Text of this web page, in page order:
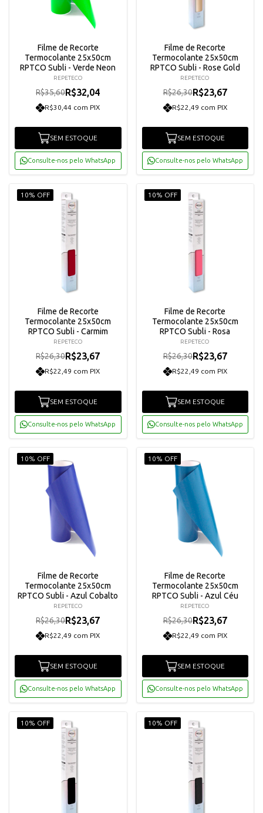
Filme de Recorte
Termocolante 25x50cm
RPTCO Subli - Verde Neon
REPETECO
R$35,60R$32,04
R$30,44 com PIX
SEM ESTOQUE
Consulte-nos pelo WhatsApp
Filme de Recorte
Termocolante 25x50cm
RPTCO Subli - Rose Gold
REPETECO
R$26,30R$23,67
R$22,49 com PIX
SEM ESTOQUE
Consulte-nos pelo WhatsApp
10% OFF
Filme de Recorte
Termocolante 25x50cm
RPTCO Subli - Carmim
REPETECO
R$26,30R$23,67
R$22,49 com PIX
SEM ESTOQUE
Consulte-nos pelo WhatsApp
10% OFF
Filme de Recorte
Termocolante 25x50cm
RPTCO Subli - Rosa
REPETECO
R$26,30R$23,67
R$22,49 com PIX
SEM ESTOQUE
Consulte-nos pelo WhatsApp
10% OFF
Filme de Recorte
Termocolante 25x50cm
RPTCO Subli - Azul Cobalto
REPETECO
R$26,30R$23,67
R$22,49 com PIX
SEM ESTOQUE
Consulte-nos pelo WhatsApp
10% OFF
Filme de Recorte
Termocolante 25x50cm
RPTCO Subli - Azul Céu
REPETECO
R$26,30R$23,67
R$22,49 com PIX
SEM ESTOQUE
Consulte-nos pelo WhatsApp
10% OFF 10% OFF